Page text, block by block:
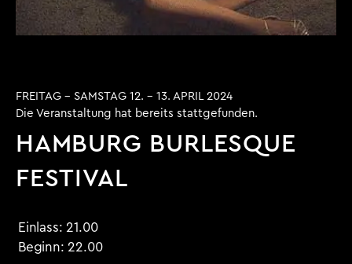
FREITAG - SAMSTAG 12. - 13. APRIL 2024
Die Veranstaltung hat bereits stattgefunden.
HAMBURG BURLESQUE
FESTIVAL
Einlass: 21.00
Beginn: 22.00